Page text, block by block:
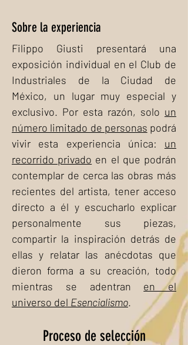
Sobre la experiencia
Filippo Giusti presentará una
exposición individual en el Club de
Industriales de la Ciudad de
México, un lugar muy especial y
exclusivo. Por esta razón, solo un
número limitado de personas podrá
vivir esta experiencia única: un
recorrido privado en el que podrán
contemplar de cerca las obras más
recientes del artista, tener acceso
directo a él y escucharlo explicar
personalmente sus piezas,
compartir la inspiración detrás de
ellas y relatar las anécdotas que
dieron forma a su creación, todo
mientras se adentran en el
universo del Esencialismo.
Proceso de selección